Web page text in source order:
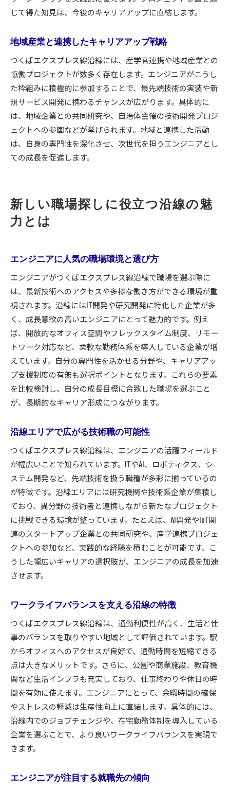
じて得た知見は、今後のキャリアアップに直結します。
地域産業と連携したキャリアアップ戦略
つくばエクスプレス線沿線には、産学官連携や地域産業との
協働プロジェクトが数多く存在します。エンジニアがこうし
た枠組みに積極的に参加することで、最先端技術の実装や新
規サービス開発に携わるチャンスが広がります。具体的に
は、地域企業との共同研究や、自治体主催の技術開発プロジ
ェクトへの参画などが挙げられます。地域と連携した活動
は、自身の専門性を深化させ、次世代を担うエンジニアとし
ての成長を促進します。
新しい職場探しに役立つ沿線の魅
力とは
エンジニアに人気の職場環境と選び方
エンジニアがつくばエクスプレス線沿線で職場を選ぶ際に
は、最新技術へのアクセスや多様な働き方ができる環境が重
視されます。沿線にはIT開発や研究開発に特化した企業が多
く、成長意欲の高いエンジニアにとって魅力的です。例え
ば、開放的なオフィス空間やフレックスタイム制度、リモー
トワーク対応など、柔軟な勤務体系を導入している企業が増
えています。自分の専門性を活かせる分野や、キャリアアッ
プ支援制度の有無も選択ポイントとなります。これらの要素
を比較検討し、自分の成長目標に合致した職場を選ぶこと
が、長期的なキャリア形成につながります。
沿線エリアで広がる技術職の可能性
つくばエクスプレス線沿線は、エンジニアの活躍フィールド
が幅広いことで知られています。ITやAI、ロボティクス、シ
ステム開発など、先端技術を扱う職種が多彩に揃っているの
が特徴です。沿線エリアには研究機関や技術系企業が集積し
ており、異分野の技術者と連携しながら新たなプロジェクト
に挑戦できる環境が整っています。たとえば、AI開発やIoT関
連のスタートアップ企業との共同研究や、産学連携プロジェ
クトへの参加など、実践的な経験を積むことが可能です。こ
うした幅広いキャリアの選択肢が、エンジニアの成長を加速
させます。
ワークライフバランスを支える沿線の特徴
つくばエクスプレス線沿線は、通勤利便性が高く、生活と仕
事のバランスを取りやすい地域として評価されています。駅
からオフィスへのアクセスが良好で、通勤時間を短縮できる
点は大きなメリットです。さらに、公園や商業施設、教育機
関など生活インフラも充実しており、仕事終わりや休日の時
間を有効に使えます。エンジニアにとって、余暇時間の確保
やストレスの軽減は生産性向上に直結します。具体的には、
沿線内でのジョブチェンジや、在宅勤務体制を導入している
企業を選ぶことで、より良いワークライフバランスを実現で
きます。
エンジニアが注目する就職先の傾向